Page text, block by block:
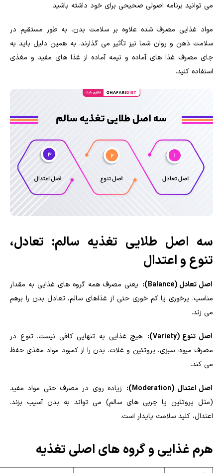
می توانید برنامه اصولی صحیحی برای خود داشته باشید.
مواد غذایی مصرف شده علاوه بر سلامت بدن، به طور مستقیم در
سلامت ذهن و روان شما نیز تأثیر می گذارند. به همین دلیل باید به
جای مصرف غذا های آماده و نیمه آماده از غذا های مفید و مغذی
استفاده کنید.
سه اصل طلایی تغذیه سالم: تعادل،
تنوع و اعتدال
اصل تعادل (Balance):
یعنی مصرف همه گروه های غذایی به مقدار
مناسب. پرخوری یا کم خوری حتی از غذاهای سالم، تعادل بدن را برهم
می زند.
اصل تنوع (Variety):
هیچ غذایی به تنهایی کافی نیست. تنوع در
مصرف میوه، سبزی، پروتئین و غلات، بدن را از کمبود مواد مغذی حفظ
می کند.
اصل اعتدال (Moderation):
زیاده روی در مصرف حتی مواد مفید
(مثل پروتئین یا چربی های سالم) می تواند به بدن آسیب بزند.
اعتدال، کلید سلامت پایدار است.
هرم غذایی و گروه های اصلی تغذیه